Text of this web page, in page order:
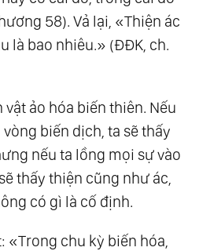
Đức Kinh Pdf
58). Vả lại, «Thiện ác
là bao nhiêu.» (ĐĐK, ch.
vật ảo hóa biến thiên. Nếu
biến dịch, ta sẽ thấy
nếu ta lồng mọi sự vào
thấy thiện cũng như ác,
có gì là cố định.
«Trong chu kỳ biến hóa,